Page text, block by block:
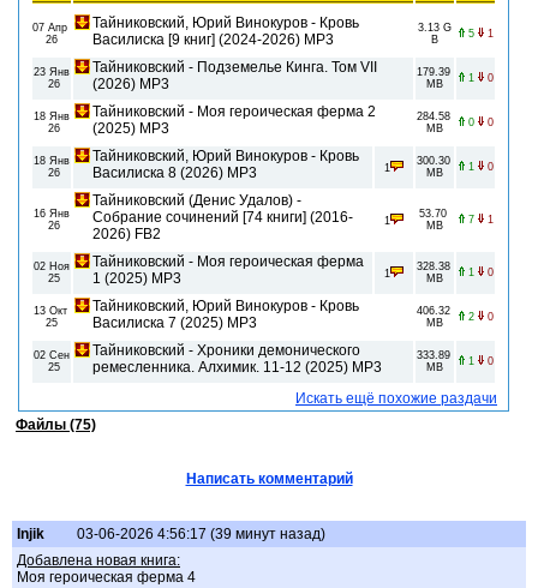
07 Апр
26
Тайниковский, Юрий Винокуров - Кровь
Василиска [9 книг] (2024-2026) МР3
3.13 G
B
5 1
23 Янв
26
Тайниковский - Подземелье Кинга. Том VII
(2026) MP3
179.39
MB
1 0
18 Янв
26
Тайниковский - Моя героическая ферма 2
(2025) MP3
284.58
MB
0 0
18 Янв
26
Тайниковский, Юрий Винокуров - Кровь
Василиска 8 (2026) MP3
1
300.30
MB
1 0
16 Янв
26
Тайниковский (Денис Удалов) -
Собрание сочинений [74 книги] (2016-
2026) FB2
1
53.70
MB
7 1
02 Ноя
25
Тайниковский - Моя героическая ферма
1 (2025) МР3
1
328.38
MB
1 0
13 Окт
25
Тайниковский, Юрий Винокуров - Кровь
Василиска 7 (2025) МР3
406.32
MB
2 0
02 Сен
25
Тайниковский - Хроники демонического
ремесленника. Алхимик. 11-12 (2025) МР3
333.89
MB
1 0
Искать ещё похожие раздачи
Файлы (75)
Написать комментарий
Injik
03-06-2026 4:56:17 (39 минут назад)
Добавлена новая книга:
Моя героическая ферма 4